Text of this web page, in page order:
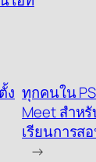
ง ทุกคนใน
Meet สำห
เรียนการส
→